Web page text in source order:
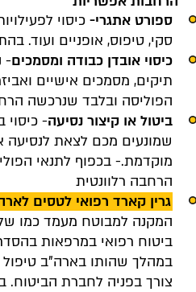
ספורט אתגרי- כיסוי
סקי, טיפוס, אופניים ועוד.
כיסוי אובדן כבודה ומסמכים-
תיקים, מסמכים אישיים
הפוליסה ובלבד שנרכשה
ביטול או קיצור נסיעה- כיסוי
שמונעים מכם לצאת לנסיעה
מוקדמת.- בכפוף לתנאי
הרחבה רלוונטית
גרין קארד רפואי לטסים
המקנה למבוטח מעמד כמו
ביטוח רפואי במרפאות
במהלך שהותו בארה"ב
צורך בפניה לחברת הביטוח.